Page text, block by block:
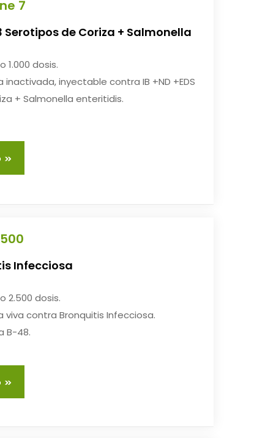
7
Serotipos de Coriza + Salmonella
1.000 dosis.
inactivada, inyectable contra IB +ND +EDS
+ Salmonella enteritidis.
Infecciosa
2.500 dosis.
viva contra Bronquitis Infecciosa.
B-48.